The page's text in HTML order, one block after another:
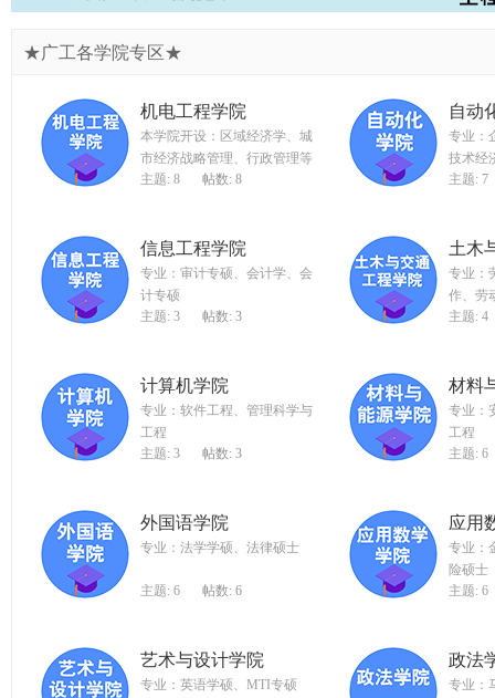
★广工各学院专区★
机电工程学院
本学院开设：区域经济学、城
市经济战略管理、行政管理等
主题: 8
帖数: 8
自动
专业：
技术经
主题: 7
信息工程学院
专业：审计专硕、会计学、会
计专硕
主题: 3
帖数: 3
土木
专业：
作、劳
主题: 4
计算机学院
专业：软件工程、管理科学与
工程
主题: 3
帖数: 3
材料
专业：
工程
主题: 6
外国语学院
专业：法学学硕、法律硕士
主题: 6 帖数: 6
应用
专业：
险硕士
主题: 6
艺术与设计学院
专业：英语学硕、MTI专硕
政法
专业：